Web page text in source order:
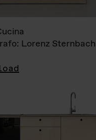
Lorenz Sternbach